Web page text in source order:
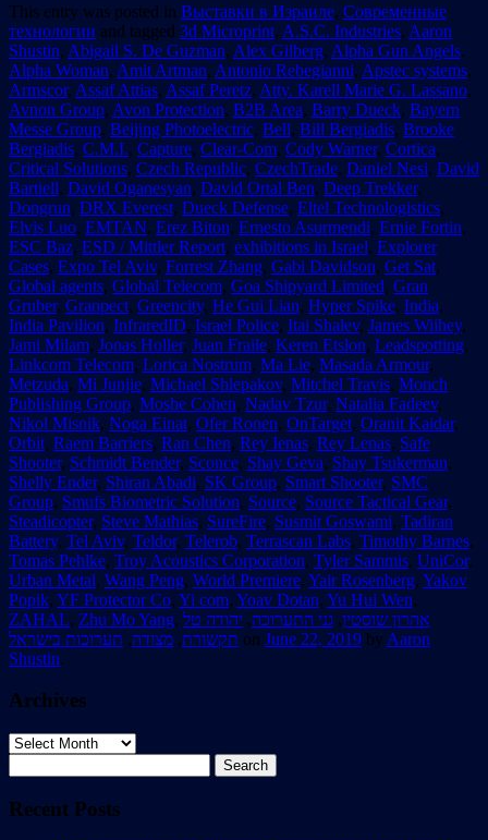
This entry was posted in Выставки в Израиле, Современные
технологии and tagged 3d Microprint, A.S.C. Industries, Aaron
Shustin, Abigail S. De Guzman, Alex Gilberg, Alpha Gun Angels,
Alpha Woman, Amit Artman, Antonio Rebegianni, Apstec systems,
Armscor, Assaf Attias, Assaf Peretz, Atty. Karell Marie G. Lassano,
Avnon Group, Avon Protection, B2B Area, Barry Dueck, Bayern
Messe Group, Beijing Photoelectric, Bell, Bill Bergiadis, Brooke
Bergiadis, C.M.I., Capture, Clear-Com, Cody Warner, Cortica,
Critical Solutions, Czech Republic, CzechTrade, Daniel Nesi, David
Bartiell, David Oganesyan, David Ortal Ben, Deep Trekker,
Dongrun, DRX Everest, Dueck Defense, Eltel Technologistics,
Elvis Luo, EMTAN, Erez Biton, Ernesto Asurmendi, Ernie Fortin,
ESC Baz, ESD / Mittler Report, exhibitions in Israel, Explorer
Cases, Expo Tel Aviv, Forrest Zhang, Gabi Davidson, Get Sat,
Global agents, Global Telecom, Goa Shipyard Limited, Gran
Gruber, Granpect, Greencity, He Gui Lian, Hyper Spike, India,
India Pavilion, InfraredID, Israel Police, Itai Shalev, James Wiihey,
Jami Milam, Jonas Holler, Juan Fraile, Keren Etslon, Leadspotting,
Linkcom Telecom, Lorica Nostrum, Ma Lie, Masada Armour,
Metzuda, Mi Junjie, Michael Shlepakov, Mitchel Travis, Monch
Publishing Group, Moshe Cohen, Nadav Tzur, Natalia Fadeev,
Nikol Misnik, Noga Einat, Ofer Ronen, OnTarget, Oranit Kaidar,
Orbit, Raem Barriers, Ran Chen, Rey Ienas, Rey Lenas, Safe
Shooter, Schmidt Bender, Sconce, Shay Geva, Shay Tsukerman,
Shelly Ender, Shiran Abadi, SK Group, Smart Shooter, SMC
Group, Smufs Biometric Solution, Source, Source Tactical Gear,
Steadicopter, Steve Mathias, SureFire, Susmit Goswami, Tadiran
Battery, Tel Aviv, Teldor, Telerob, Terrascan Labs, Timothy Barnes,
Tomas Pehlke, Troy Acoustics Corporation, Tyler Sammis, UniCor,
Urban Metal, Wang Peng, World Premiere, Yair Rosenberg, Yakov
Popik, YF Protector Co, Yi com, Yoav Dotan, Yu Hui Wen,
ZAHAL, Zhu Mo Yang, אהרון שוסטין, גני התערוכה, יהודה טל
תקשורת, מצודה, תערוכות בישראל on June 22, 2019 by Aaron
Shustin.
Archives
Archives
for:
Recent Posts